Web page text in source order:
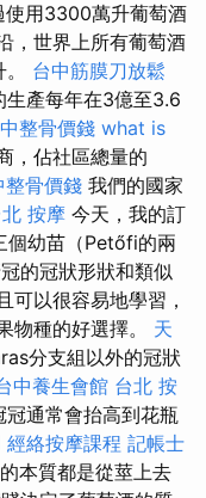
使用3300萬升葡萄酒
，世界上所有葡萄酒
台中筋膜刀放鬆
生產每年在3億至3.6
整骨價錢 what is
，佔社區總量的
整骨價錢 我們的國家
按摩 今天，我的訂
幼苗（Petőfi的兩
的冠狀形狀和類似
可以很容易地學習，
物種的好選擇。 天
分支組以外的冠狀
中養生會館 台北 按
通常會抬高到花瓶
經絡按摩課程 記帳士
本質都是從莖上去